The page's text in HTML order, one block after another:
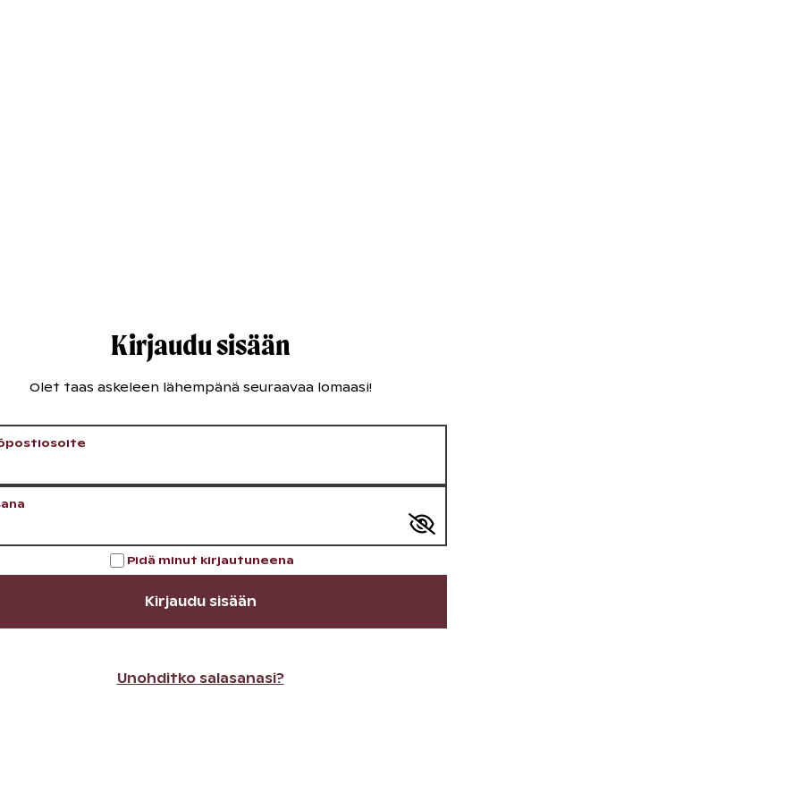
Kirjaudu sisään
Olet taas askeleen lähempänä seuraavaa lomaasi!
Unohditko salasanasi?
Pidä minut kirjautuneena
Kirjaudu sisään